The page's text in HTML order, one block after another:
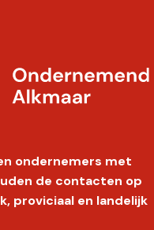
ondernemers met
de contacten op
proviciaal en landelijk